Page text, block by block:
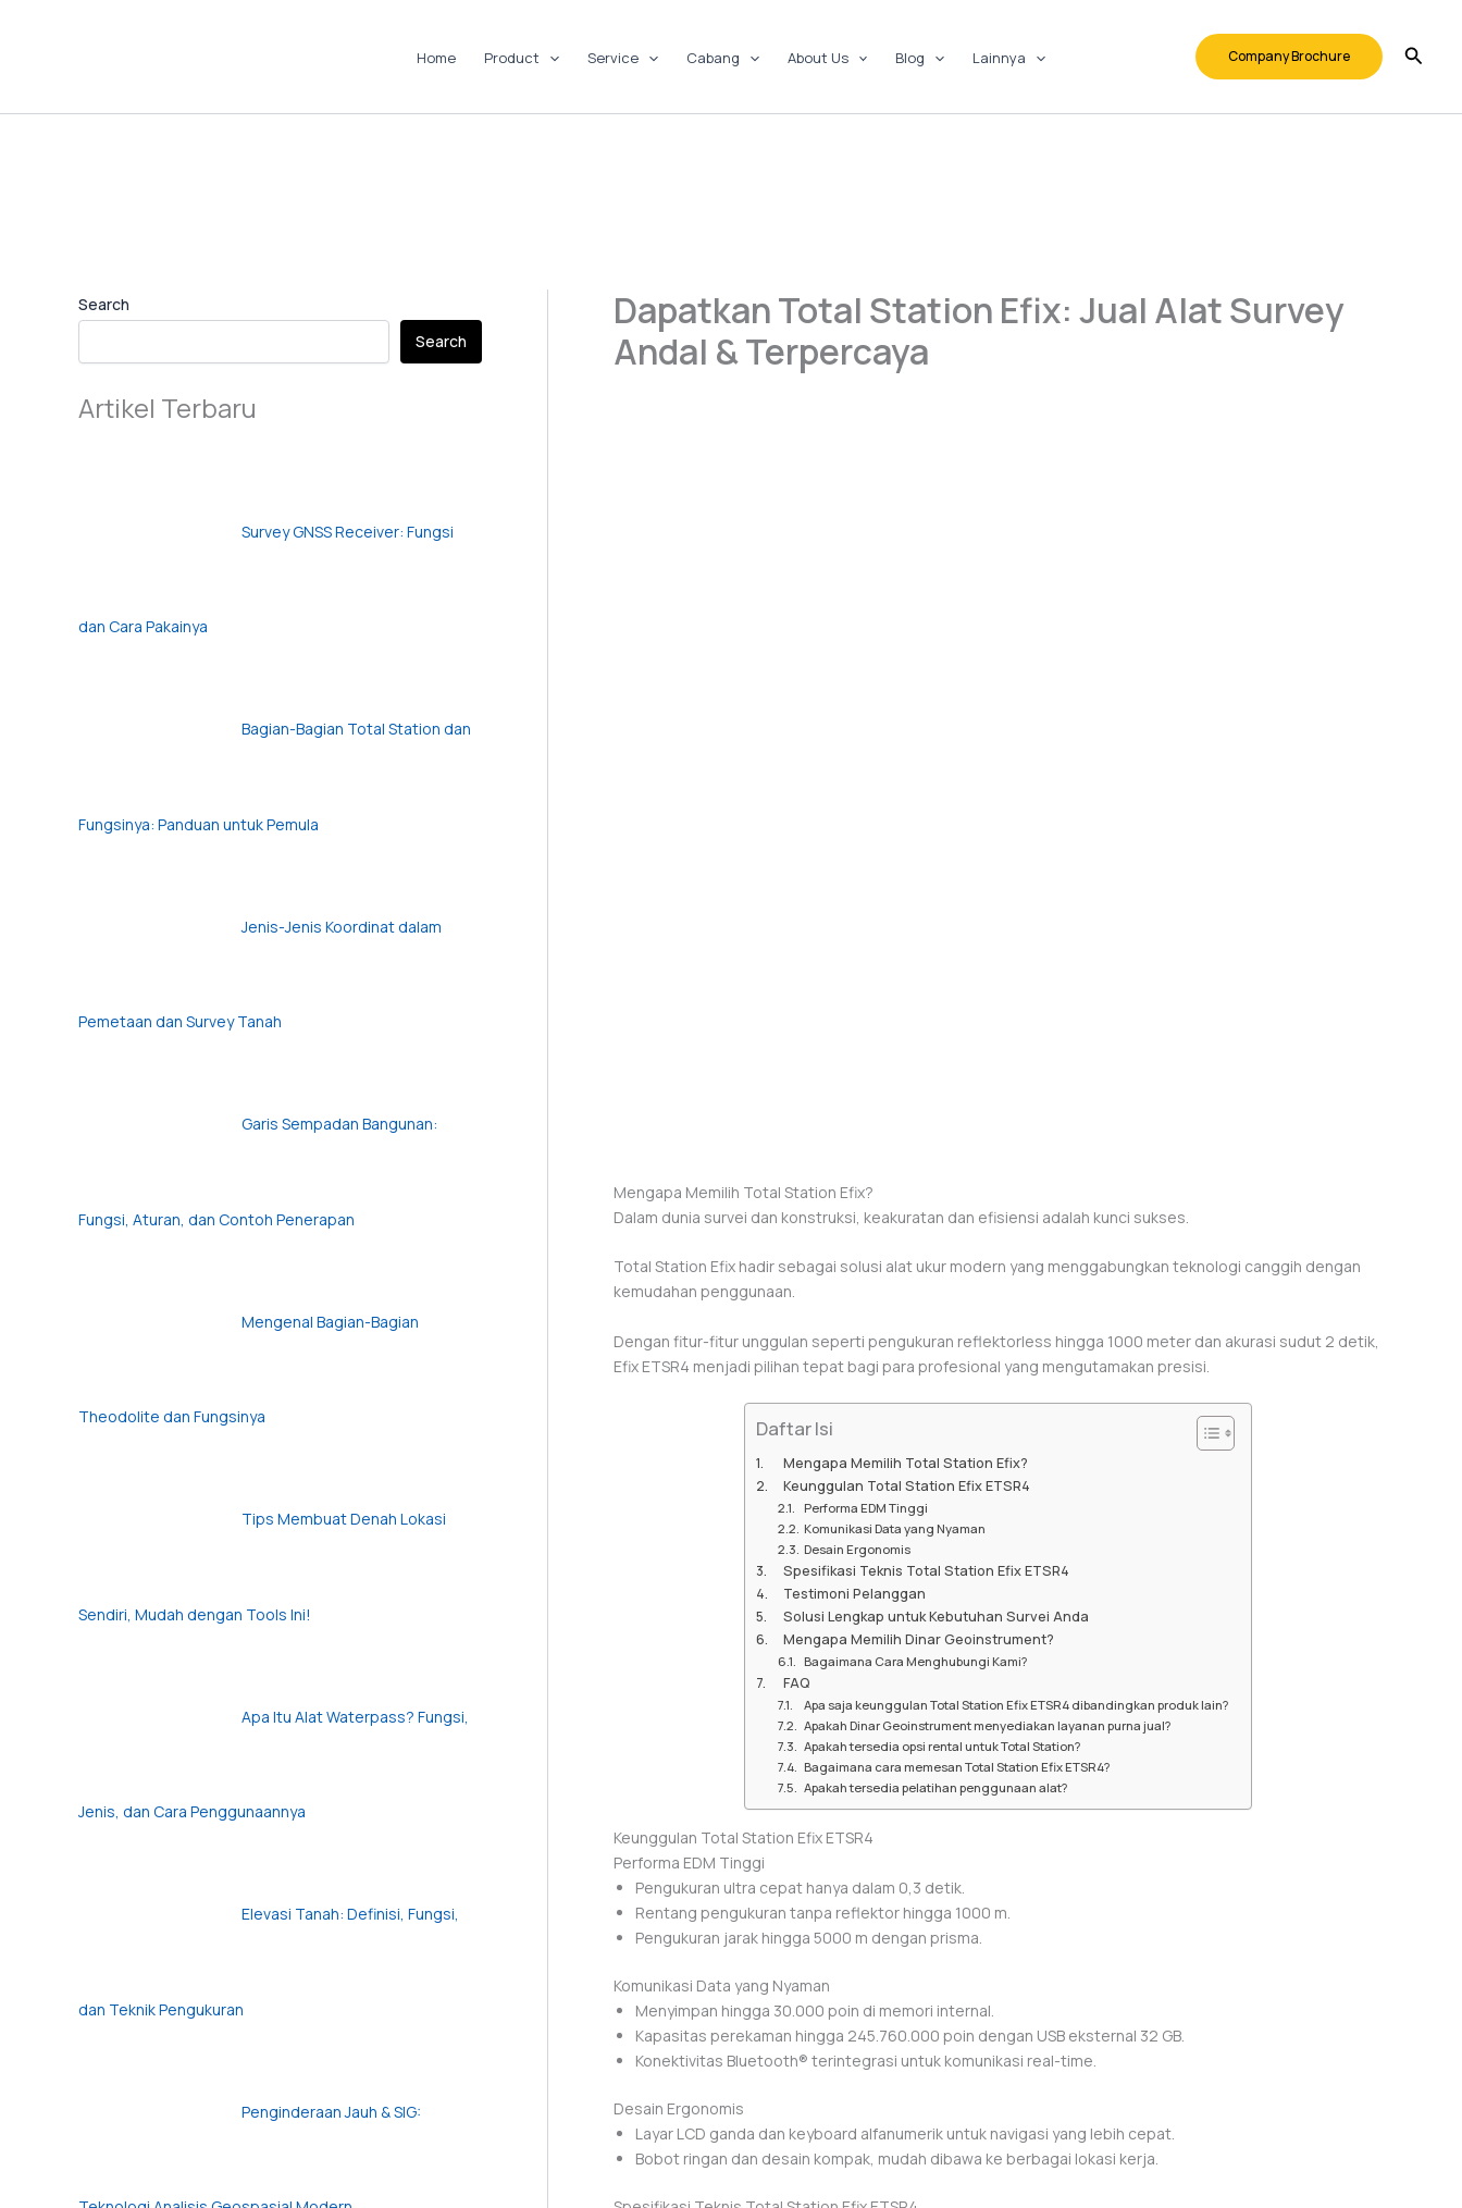
Home Product Service Cabang About Us Blog Lainnya Company Brochure
Search
Search
Artikel Terbaru
Survey GNSS Receiver: Fungsi
dan Cara Pakainya
Bagian-Bagian Total Station dan
Fungsinya: Panduan untuk Pemula
Jenis-Jenis Koordinat dalam
Pemetaan dan Survey Tanah
Garis Sempadan Bangunan:
Fungsi, Aturan, dan Contoh Penerapan
Mengenal Bagian-Bagian
Theodolite dan Fungsinya
Tips Membuat Denah Lokasi
Sendiri, Mudah dengan Tools Ini!
Apa Itu Alat Waterpass? Fungsi,
Jenis, dan Cara Penggunaannya
Elevasi Tanah: Definisi, Fungsi,
dan Teknik Pengukuran
Penginderaan Jauh & SIG:
Dapatkan Total Station Efix: Jual Alat Survey
Andal & Terpercaya
Mengapa Memilih Total Station Efix?
Dalam dunia survei dan konstruksi, keakuratan dan efisiensi adalah kunci sukses.
Total Station Efix hadir sebagai solusi alat ukur modern yang menggabungkan teknologi canggih dengan
kemudahan penggunaan.
Dengan fitur-fitur unggulan seperti pengukuran reflektorless hingga 1000 meter dan akurasi sudut 2 detik,
Efix ETSR4 menjadi pilihan tepat bagi para profesional yang mengutamakan presisi.
Daftar Isi
Mengapa Memilih Total Station Efix?
Keunggulan Total Station Efix ETSR4
Performa EDM Tinggi
Komunikasi Data yang Nyaman
Desain Ergonomis
Spesifikasi Teknis Total Station Efix ETSR4
Testimoni Pelanggan
Solusi Lengkap untuk Kebutuhan Survei Anda
Mengapa Memilih Dinar Geoinstrument?
Bagaimana Cara Menghubungi Kami?
FAQ
Apa saja keunggulan Total Station Efix ETSR4 dibandingkan produk lain?
Apakah Dinar Geoinstrument menyediakan layanan purna jual?
Apakah tersedia opsi rental untuk Total Station?
Bagaimana cara memesan Total Station Efix ETSR4?
Apakah tersedia pelatihan penggunaan alat?
Keunggulan Total Station Efix ETSR4
Performa EDM Tinggi
Pengukuran ultra cepat hanya dalam 0,3 detik.
Rentang pengukuran tanpa reflektor hingga 1000 m.
Pengukuran jarak hingga 5000 m dengan prisma.
Komunikasi Data yang Nyaman
Menyimpan hingga 30.000 poin di memori internal.
Kapasitas perekaman hingga 245.760.000 poin dengan USB eksternal 32 GB.
Konektivitas Bluetooth® terintegrasi untuk komunikasi real-time.
Desain Ergonomis
Layar LCD ganda dan keyboard alfanumerik untuk navigasi yang lebih cepat.
Bobot ringan dan desain kompak, mudah dibawa ke berbagai lokasi kerja.